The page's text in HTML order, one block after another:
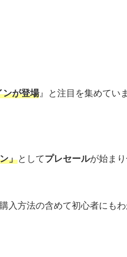
ンが登場』と注目を集めてい
」としてプレセールが始ま
入方法の含めて初心者にも